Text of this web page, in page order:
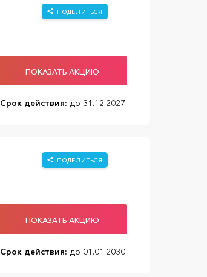
ПОДЕЛИТЬСЯ
ПОКАЗАТЬ АКЦИЮ
Срок действия: до 31.12.2027
ПОДЕЛИТЬСЯ
ПОКАЗАТЬ АКЦИЮ
Срок действия: до 01.01.2030